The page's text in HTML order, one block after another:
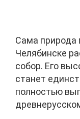
Сама природа
Челябинске
собор. Его
станет
полностью